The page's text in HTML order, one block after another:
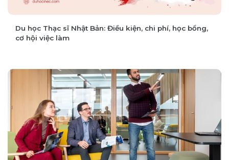
Du học Thạc sĩ Nhật Bản: Điều kiện, chi phí, học bổng,
cơ hội việc làm